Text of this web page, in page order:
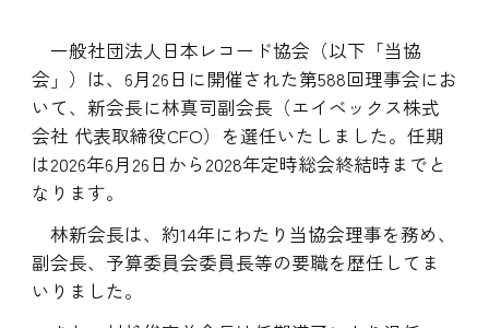
一般社団法人日本レコード協会（以下「当協
会」）は、6月26日に開催された第588回理事会にお
いて、新会長に林真司副会長（エイベックス株式
会社 代表取締役CFO）を選任いたしました。任期
は2026年6月26日から2028年定時総会終結時までと
なります。
林新会長は、約14年にわたり当協会理事を務め、
副会長、予算委員会委員長等の要職を歴任してま
いりました。